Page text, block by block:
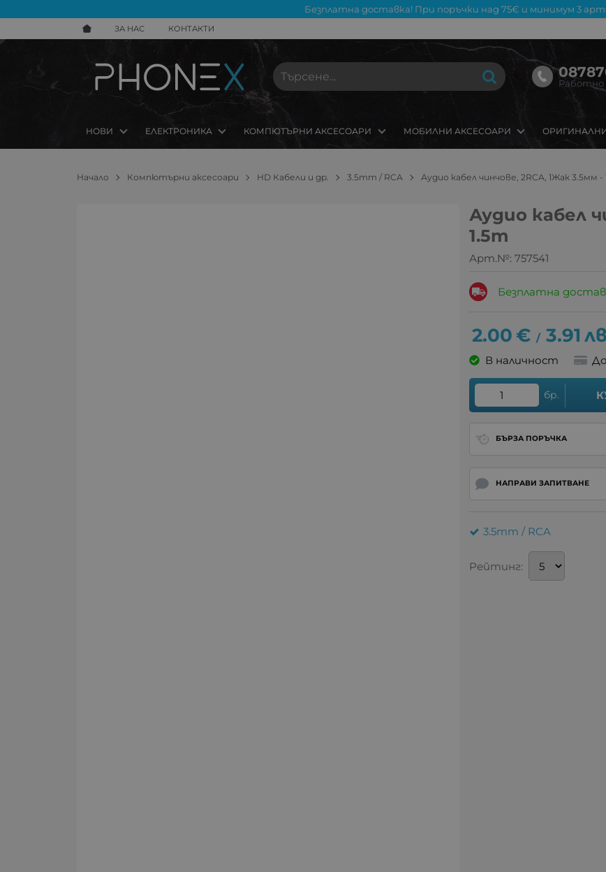
Безплатна доставка! При поръчки над 75€ и минимум 3
ЗА НАС КОНТАКТИ
Работно
НОВИ ЕЛЕКТРОНИКА КОМПЮТЪРНИ АКСЕСОАРИ МОБИЛНИ АКСЕСОАРИ
Начало Компютърни аксесоари HD Кабели и др. 3.5mm / RCA Аудио кабел чинчове, 2RCA, 1Жак 3.5мм -
Аудио кабел
1.5m
Арт.№: 757541
Безплатна
2.00 € / 3.91
В наличност
бр.
БЪРЗА ПОРЪЧКА
НАПРАВИ ЗАПИТВАНЕ
3.5mm / RCA
Рейтинг: